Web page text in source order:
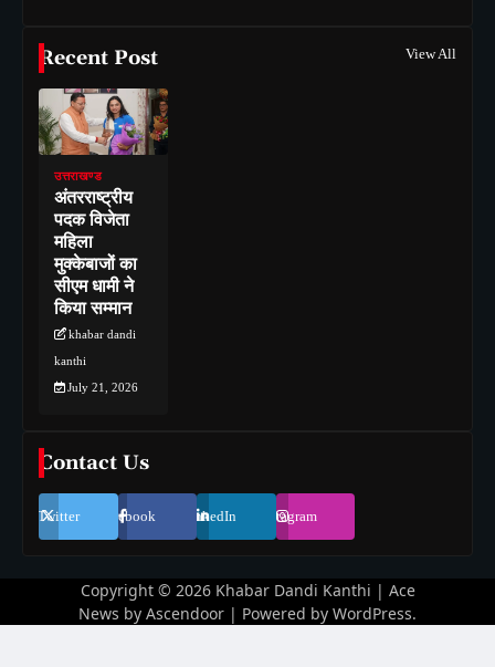
Recent Post View All
उत्तराखण्ड
अंतरराष्ट्रीय
पदक विजेता
महिला
मुक्केबाजों का
सीएम धामी ने
किया सम्मान
khabar dandi
kanthi
July 21, 2026
Contact Us
Twitter Facebook LinkedIn Instagram
Copyright © 2026 Khabar Dandi Kanthi | Ace
News by Ascendoor | Powered by WordPress.